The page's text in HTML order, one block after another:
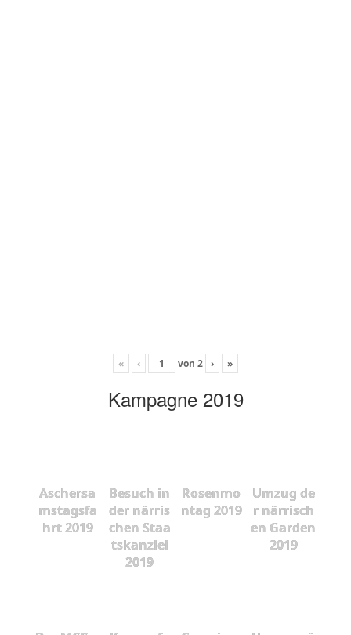
« ‹ von 2 › »
Kampagne 2019
Aschersa
mstagsfa
hrt 2019
Besuch in
der närris
chen Staa
tskanzlei
2019
Rosenmo
ntag 2019
Umzug de
r närrisch
en Garden
2019